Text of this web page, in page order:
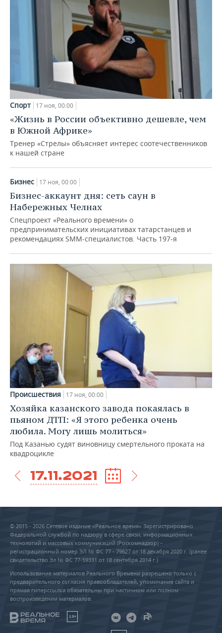
Спорт 17 ноя, 00:00
«Жизнь в России объективно дешевле, чем
в Южной Африке»
Тренер «Стрелы» объясняет интерес соотечественников
к нашей стране
Бизнес 17 ноя, 00:00
Бизнес-аккаунт дня: сеть саун в
Набережных Челнах
Спецпроект «Реального времени» о
предпринимательских инициативах татарстанцев и
рекомендациях SMM-специалистов. Часть 197-я
Происшествия 17 ноя, 00:00
Хозяйка казанского завода покаялась в
пьяном ДТП: «Я этого ребенка очень
любила. Могу лишь молиться»
Под Казанью судят виновницу смертельного проката на
квадроцикле
17.11.2021
© 2015 - 2026 Сетевое издание «Реальное время» Зарегистрировано
Федеральной службой по надзору в сфере связи, информационных
технологий и массовых коммуникаций (Роскомнадзор) –
регистрационный номер ЭЛ № ФС 77 - 79627 от 18 декабря 2020 г. (ранее
свидетельство Эл № ФС 77-59331 от 18 сентября 2014 г.)
Использование материалов Реального Времени разрешено только с
предварительного согласия правообладателей, упоминание сайта и
прямая гиперссылка обязательны при частичном или полном
воспроизведении материалов.
18+